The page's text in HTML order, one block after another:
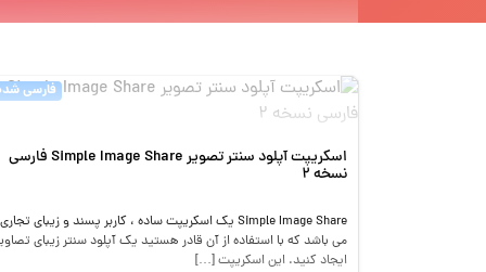
فارسی
اسکریپت آپلود سنتر تصویر Simple Image Share فارسی
نسخه 2
Simple Image Share یک اسکریپت ساده ، کاربر پسند و زیبای تجاری
می باشد که با استفاده از آن قادر هستید یک آپلود سنتر زیبای
ایجاد کنید. این اسکریپت […]